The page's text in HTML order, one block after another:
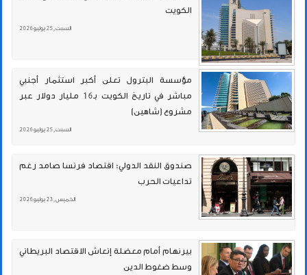
الكويت
السبت , 25 يوليو 2026
مؤسسة البترول تعلن أكبر استثمار أجنبي
مباشر في تاريخ الكويت بـ16 مليار دولار عبر
مشروع (شاهين)
السبت , 25 يوليو 2026
صندوق النقد الدولي: اقتصاد فرنسا صامد رغم
تداعيات الحرب
الخميس , 23 يوليو 2026
بيرنهام أمام معضلة إنعاش الاقتصاد البريطاني
وسط ضغوط الدين